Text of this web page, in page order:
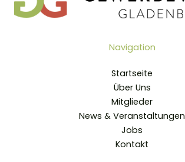
Navigation
Startseite
Über Uns
Mitglieder
News & Veranstaltungen
Jobs
Kontakt